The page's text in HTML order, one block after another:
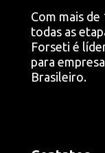
Com mais de
todas as
Forseti é
para
Brasileiro.